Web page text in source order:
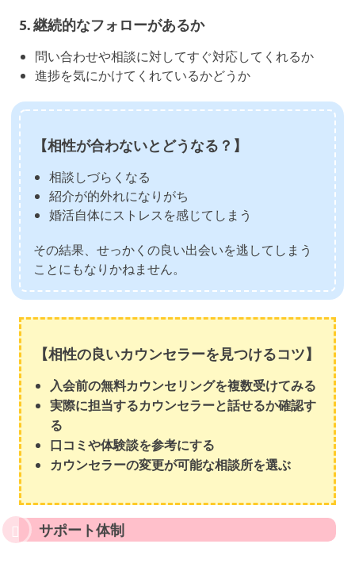
5.継続的なフォローがあるか
問い合わせや相談に対してすぐ対応してくれるか
進捗を気にかけてくれているかどうか
【相性が合わないとどうなる？】
相談しづらくなる
紹介が的外れになりがち
婚活自体にストレスを感じてしまう
その結果、せっかくの良い出会いを逃してしまう
ことにもなりかねません。
【相性の良いカウンセラーを見つけるコツ】
入会前の無料カウンセリングを複数受けてみる
実際に担当するカウンセラーと話せるか確認す
る
口コミや体験談を参考にする
カウンセラーの変更が可能な相談所を選ぶ
サポート体制